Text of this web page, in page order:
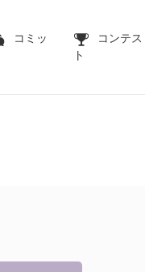
コミッ
コンテス
ト